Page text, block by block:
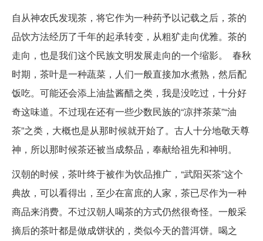
自从神农氏发现茶，将它作为一种药予以记载之后，茶的
品饮方法经历了千年的起承转变，从粗犷走向优雅。茶的
走向，也是我们这个民族文明发展走向的一个缩影。 春秋
时期，茶叶是一种蔬菜，人们一般直接加水煮熟，然后配
饭吃。可能还会添上油盐酱醋之类，我是没吃过，十分好
奇这味道。不过现在还有一些少数民族的“凉拌茶菜”“油
茶”之类，大概也是从那时候就开始了。古人十分地敬天尊
神，所以那时候茶还被当成祭品，奉献给祖先和神明。
汉朝的时候，茶叶终于被作为饮品推广，“武阳买茶”这个
典故，可以看得出，至少在富庶的人家，茶已尽作为一种
商品来消费。不过汉朝人喝茶的方式仍然很奇怪。一般采
摘后的茶叶都是做成饼状的，类似今天的普洱饼。喝之